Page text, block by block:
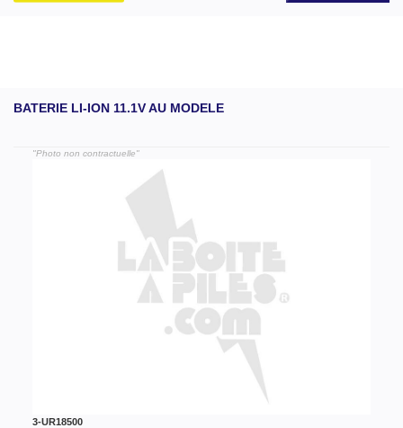
BATERIE LI-ION 11.1V AU MODELE
"Photo non contractuelle"
3-UR18500